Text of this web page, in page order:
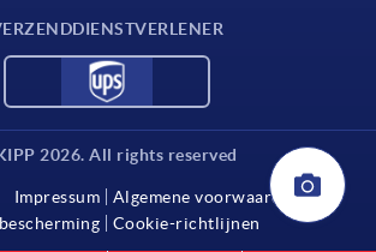
2026. All rights reserved
Impressum
Algemene voorwaarden
Cookie-richtlijnen